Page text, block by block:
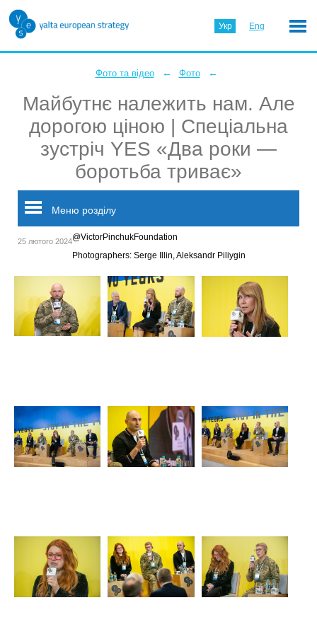
Укр Eng
Фото та відео ← Фото ←
Майбутнє належить нам. Але
дорогою ціною | Спеціальна
зустріч YES «Два роки —
боротьба триває»
Меню розділу
25 лютого 2024@VictorPinchukFoundation
Photographers: Serge Illin, Aleksandr Piliygin